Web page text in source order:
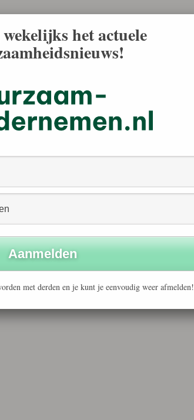
het actuele
met derden en je kunt je eenvoudig weer afmelden!